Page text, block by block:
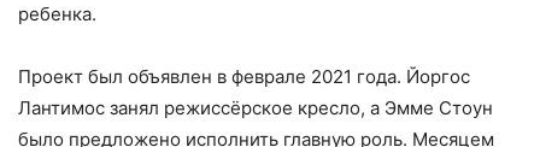
ребенка.
Проект был объявлен в феврале 2021 года. Йоргос
Лантимос занял режиссёрское кресло, а Эмме Стоун
было предложено исполнить главную роль. Месяцем